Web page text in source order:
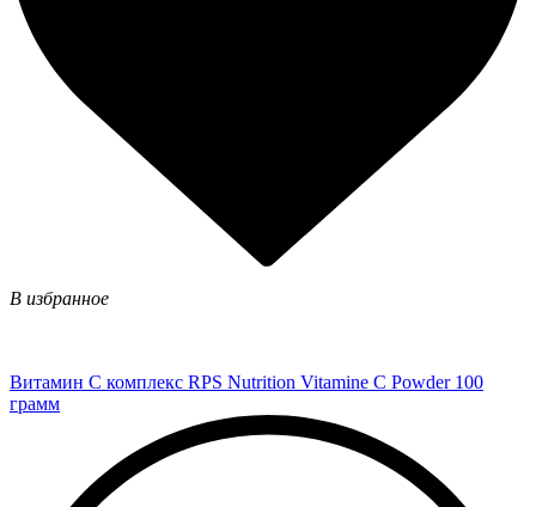
В избранное
Витамин C комплекс RPS Nutrition Vitamine C Powder 100
грамм